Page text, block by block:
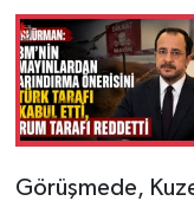
Görüşmede,